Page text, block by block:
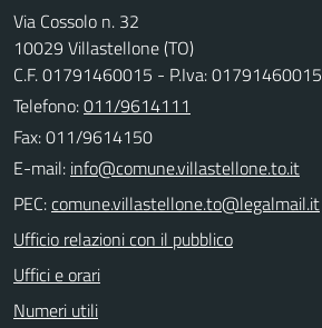
Via Cossolo n. 32
10029 Villastellone (TO)
C.F. 01791460015 - P.Iva: 01791460015
Telefono:011/9614111
Fax: 011/9614150
E-mail:
PEC:
Ufficio relazioni con il pubblico
Uffici e orari
Numeri utili